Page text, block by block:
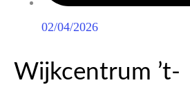
02/04/2026
Wijkcentrum ’t-